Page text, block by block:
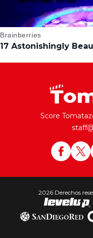
Score
2026 Derechos